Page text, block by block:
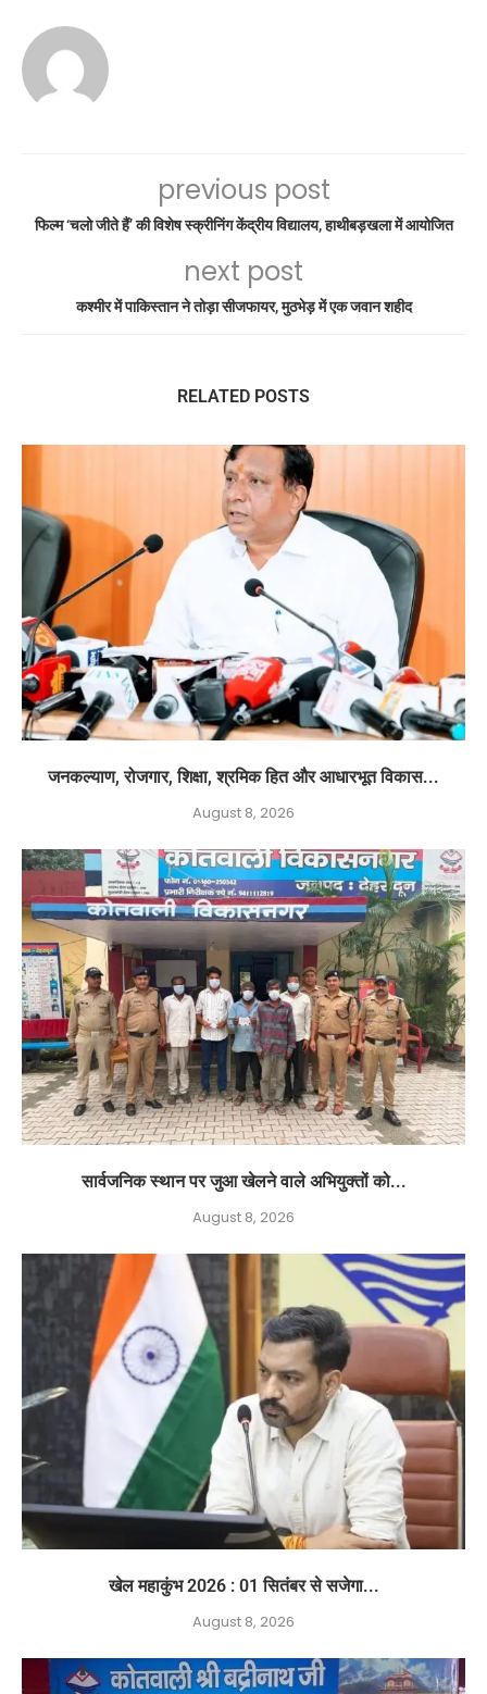
previous post
फिल्म ‘चलो जीते हैं’ की विशेष स्क्रीनिंग केंद्रीय विद्यालय, हाथीबड़खला में आयोजित
next post
कश्मीर में पाकिस्तान ने तोड़ा सीजफायर, मुठभेड़ में एक जवान शहीद
RELATED POSTS
जनकल्याण, रोजगार, शिक्षा, श्रमिक हित और आधारभूत विकास...
August 8, 2026
सार्वजनिक स्थान पर जुआ खेलने वाले अभियुक्तों को...
August 8, 2026
खेल महाकुंभ 2026 : 01 सितंबर से सजेगा...
August 8, 2026